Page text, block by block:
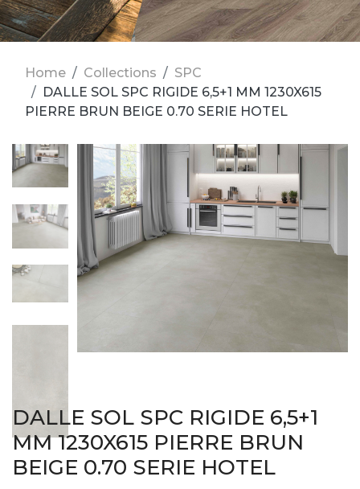
Home Collections
SPC
DALLE SOL SPC RIGIDE 6,5+1 MM 1230X615
PIERRE BRUN BEIGE 0.70 SERIE HOTEL
DALLE SOL SPC RIGIDE 6,5+1
MM 1230X615 PIERRE BRUN
BEIGE 0.70 SERIE HOTEL